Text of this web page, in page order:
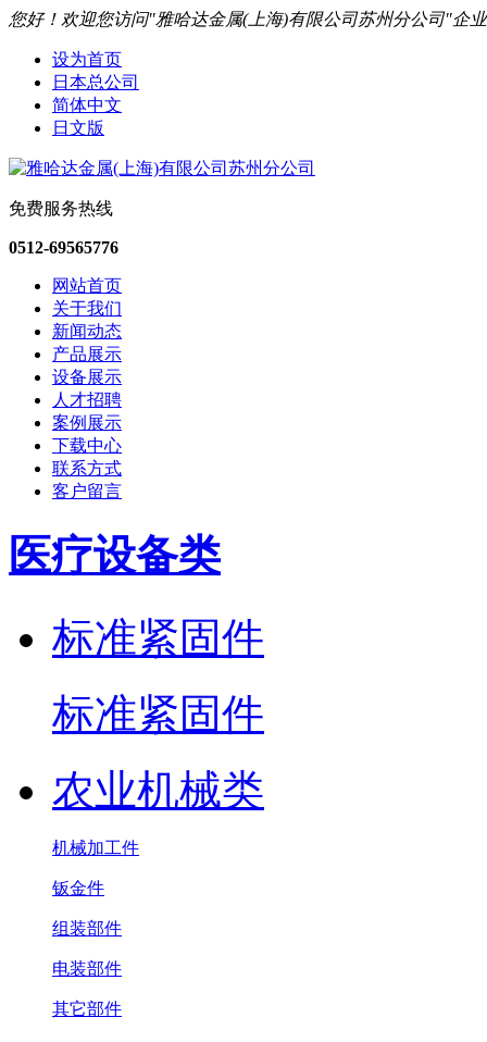
您好！欢迎您访问"雅哈达金属(上海)有限公司苏州分公司"企
设为首页
日本总公司
简体中文
日文版
免费服务热线
0512-69565776
网站首页
关于我们
新闻动态
产品展示
设备展示
人才招聘
案例展示
下载中心
联系方式
客户留言
医疗设备类
标准紧固件
标准紧固件
农业机械类
机械加工件
钣金件
组装部件
电装部件
其它部件